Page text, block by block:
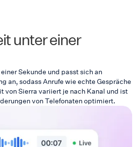
unter einer
Sekunde und passt sich an
an, sodass Anrufe wie echte Gespräche
von Sierra variiert je nach Kanal und ist
von Telefonaten optimiert.